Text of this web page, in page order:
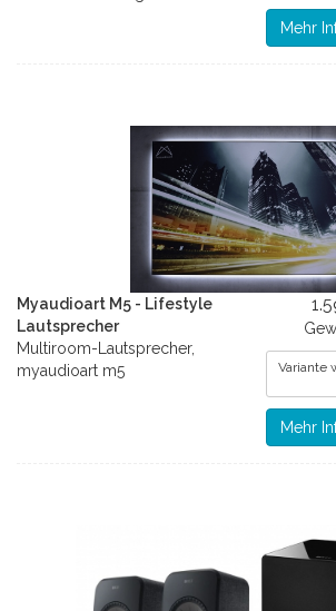
Mehr
Myaudioart M5 - Lifestyle
Lautsprecher
Multiroom-Lautsprecher,
myaudioart m5
Variante
Mehr